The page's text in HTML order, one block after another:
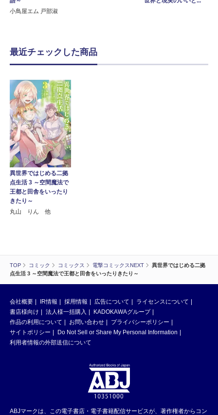
TOP コミック コミックス 電撃コミックスNEXT
異世界ではじめる二拠
点生活 3 ～空間魔法で王都と田舎をいったりきたり～
小鳥屋エム 戸部淑
最近チェックした商品
異世界ではじめる二拠
点生活 3 ～空間魔法で
王都と田舎をいったり
きたり～
丸山 りん 他
会社概要 IR情報 採用情報 広告について
ライセンスについて
書店様向け
法人様一括購入
KADOKAWAグループ
作品の利用について
お問い合わせ
プライバシーポリシー
サイトポリシー
Do Not Sell or Share My Personal Information
利用者情報の外部送信について
ABJマークは、この電子書店・電子書籍配信サービスが、著作権者からコン